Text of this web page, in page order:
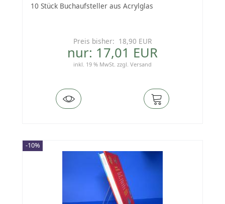
10 Stück Buchaufsteller aus Acrylglas
Preis bisher: 18,90 EUR
nur: 17,01 EUR
inkl. 19 % MwSt. zzgl. Versand
-10%